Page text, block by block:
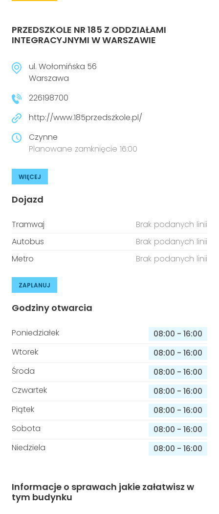
PRZEDSZKOLE NR 185 Z ODDZIAŁAMI
INTEGRACYJNYMI W WARSZAWIE
ul. Wołomińska 56
Warszawa
226198700
http://www.185przedszkole.pl/
Czynne
Planowane zamknięcie 16:00
WIĘCEJ
Dojazd
Tramwaj
Brak podanych linii
Autobus
Brak podanych linii
Metro
Brak podanych linii
ZAPLANUJ
Godziny otwarcia
Poniedziałek 08:00 - 16:00
Wtorek
08:00 - 16:00
Środa
08:00 - 16:00
Czwartek
08:00 - 16:00
Piątek
08:00 - 16:00
Sobota
08:00 - 16:00
Niedziela
08:00 - 16:00
Informacje o sprawach jakie załatwisz w
tym budynku